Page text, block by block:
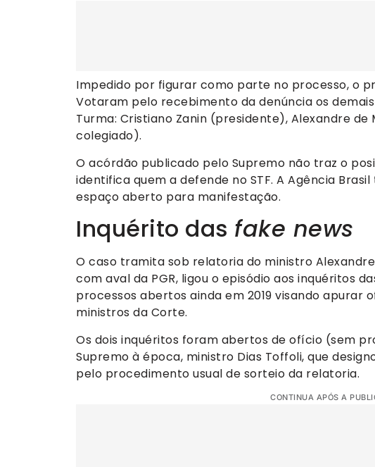
Impedido por figurar como parte no processo, o
Votaram pelo recebimento da denúncia os
Turma: Cristiano Zanin (presidente), Alexandre
colegiado).
O acórdão publicado pelo Supremo não traz o
identifica quem a defende no STF. A Agência
espaço aberto para manifestação.
Inquérito das fake news
O caso tramita sob relatoria do ministro
com aval da PGR, ligou o episódio aos inquéritos
processos abertos ainda em 2019 visando apurar
ministros da Corte.
Os dois inquéritos foram abertos de ofício (sem
Supremo à época, ministro Dias Toffoli, que
pelo procedimento usual de sorteio da relatoria.
CONTINUA APÓS A